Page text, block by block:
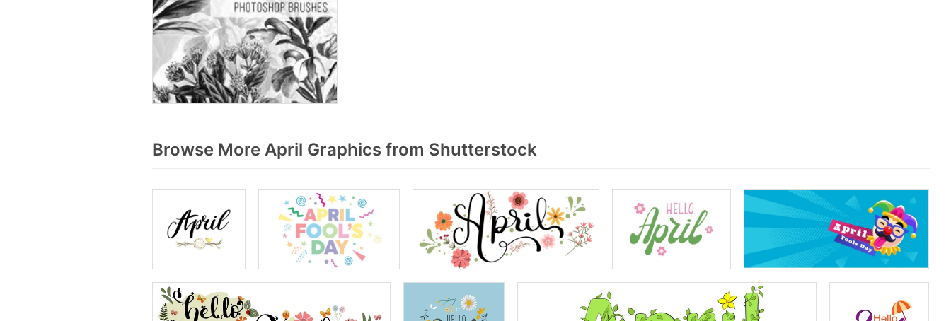
Browse More April Graphics from Shutterstock